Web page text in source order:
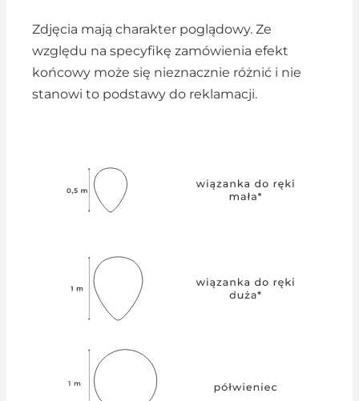
Zdjęcia mają charakter poglądowy. Ze
względu na specyfikę zamówienia efekt
końcowy może się nieznacznie różnić i nie
stanowi to podstawy do reklamacji.